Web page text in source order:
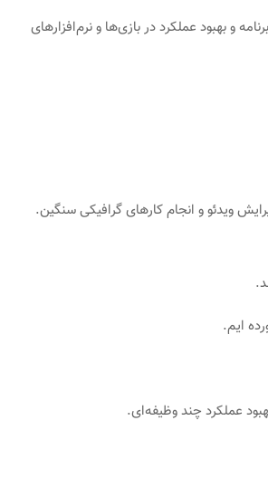
و بهبود عملکرد در بازی‌ها و نرم‌افزارهای
ویدئو و انجام کارهای گرافیکی سنگین.
ایم.
عملکرد چند وظیفه‌ای.